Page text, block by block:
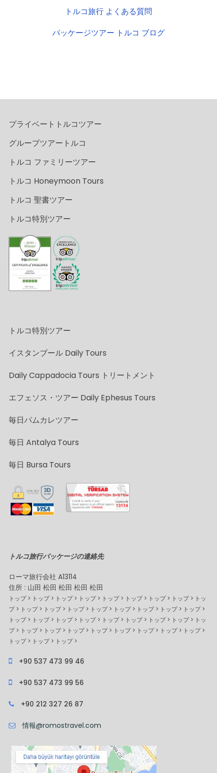
トルコ旅行 よくある質問
パッケージツアー トルコ ブログ
プライベートトルコツアー
グループツアートルコ
トルコ ファミリーツアー
トルコ Honeymoon Tours
トルコ 聖書ツアー
トルコ特別ツアー
トルコ特別ツアー
イスタンブール Daily Tours
Daily Cappadocia Tours トリートメント
エフェソス・ツアー Daily Ephesus Tours
毎日パムカレツアー
毎日 Antalya Tours
毎日 Bursa Tours
トルコ旅行パッケージの連絡先
ローマ旅行会社 A13114
住所 : 山田 松田 松田 松田 松田
トップ > トップ > トップ > トップ > トップ > トップ > トップ > トップ > トッ
プ > トップ > トップ > トップ > トップ > トップ > トップ > トップ > トップ >
トップ > トップ > トップ > トップ > トップ > トップ > トップ > トップ > トッ
プ > トップ > トップ > トップ > トップ > トップ > トップ > トップ > トップ >
トップ > トップ > トップ >
+90 537 473 99 46
+90 537 473 99 56
+90 212 327 26 87
情報@romostravel.com